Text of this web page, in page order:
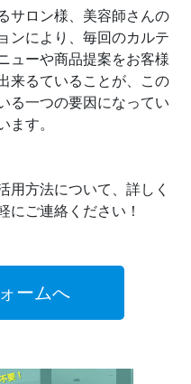
サロン様、美容師さんの
ンにより、毎回のカルテ
ューや商品提案をお客様
来るていることが、この
る一つの要因になってい
ます。
用方法について、詳しく
にご連絡ください！
ームへ